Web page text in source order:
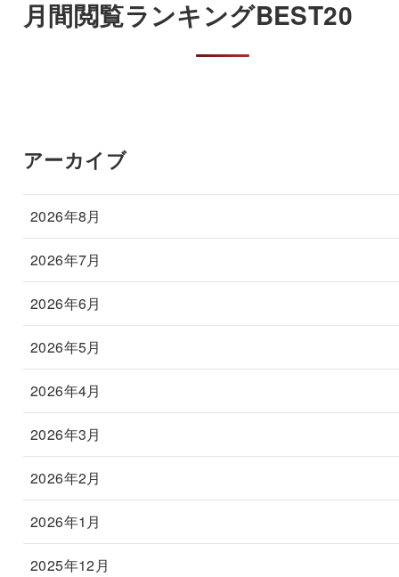
月間閲覧ランキングBEST20
アーカイブ
2026年8月
2026年7月
2026年6月
2026年5月
2026年4月
2026年3月
2026年2月
2026年1月
2025年12月